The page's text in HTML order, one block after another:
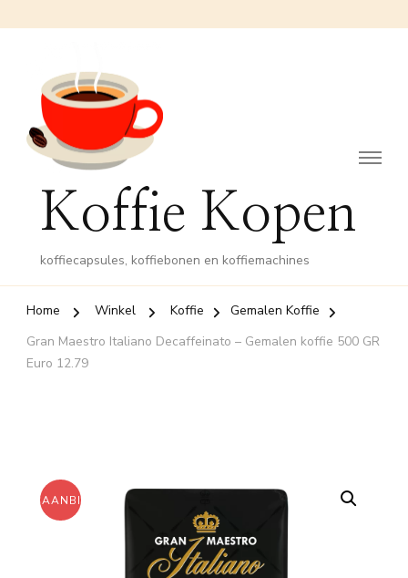
Koffie Kopen
koffiecapsules, koffiebonen en koffiemachines
Home Winkel Koffie
Gemalen Koffie
Gran Maestro Italiano Decaffeinato – Gemalen koffie 500 GR
Euro 12.79
AANBIEDING!